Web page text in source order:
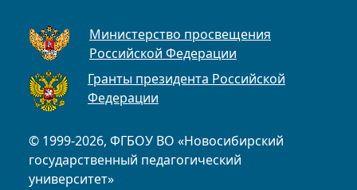
© 1999-2026, ФГБОУ ВО «Новосибирский
государственный педагогический
университет»
Министерство просвещения
Российской Федерации
Гранты президента Российской
Федерации